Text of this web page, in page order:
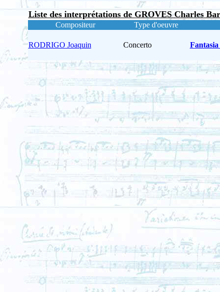
Liste des interprétations de GROVES Charles
Compositeur Type d'oeuvre
RODRIGO Joaquin Concerto